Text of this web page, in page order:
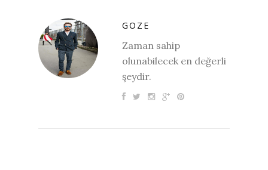
GOZE
Zaman sahip
olunabilecek en değerli
şeydir.